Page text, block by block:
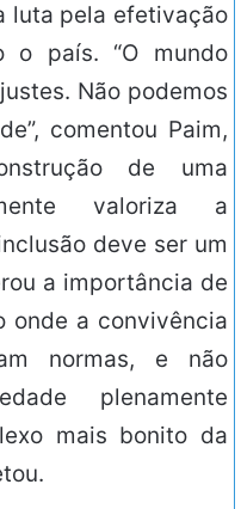
luta pela efetivação
o país. “O mundo
Não podemos
comentou Paim,
de uma
valoriza a
deve ser um
a importância de
onde a convivência
normas, e não
plenamente
mais bonito da